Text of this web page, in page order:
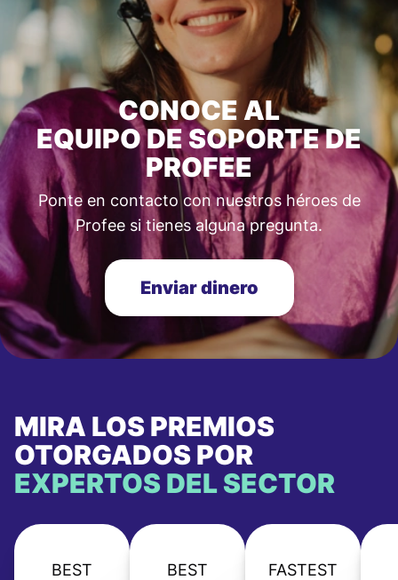
CONOCE AL
EQUIPO DE SOPORTE DE
PROFEE
Ponte en contacto con nuestros héroes de
Profee si tienes alguna pregunta.
Enviar dinero
MIRA LOS PREMIOS
OTORGADOS POR
EXPERTOS DEL SECTOR
BEST BEST
FASTEST